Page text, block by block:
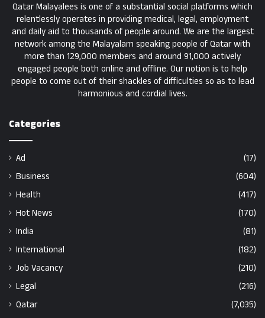
Qatar Malayalees is one of a substantial social platforms which
relentlessly operates in providing medical, legal, employment
and daily aid to thousands of people around. We are the largest
network among the Malayalam speaking people of Qatar with
more than 129,000 members and around 91,000 actively
engaged people both online and offline. Our notion is to help
people to come out of their shackles of difficulties so as to lead
harmonious and cordial lives.
Categories
Ad
(17)
Business
(604)
Health
(417)
Hot News
(170)
India
(81)
International
(182)
Job Vacancy
(210)
Legal
(216)
Qatar
(7,035)